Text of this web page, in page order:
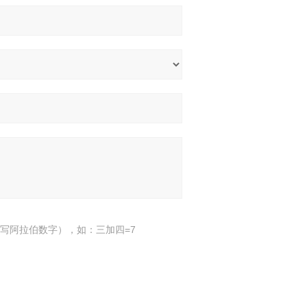
阿拉伯数字），如：三加四=7